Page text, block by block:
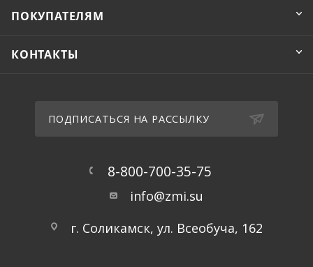
ПОКУПАТЕЛЯМ
КОНТАКТЫ
ПОДПИСАТЬСЯ НА РАССЫЛКУ
8-800-700-35-75
info@zmi.su
г. Соликамск, ул. Всеобуча, 162